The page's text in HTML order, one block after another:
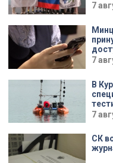
7
7
В
7
СК